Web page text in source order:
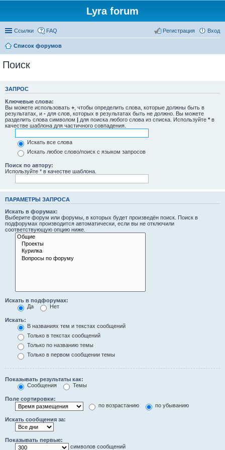
Lyra forum
Ссылки FAQ Вход
Регистрация
Список форумов
Поиск
ЗАПРОС
Ключевые слова:
Вы можете использовать + , чтобы определить слова, которые должны быть в
результатах, и - для слов, которых в результатах быть не должно. Вы можете
разделить слова символом | для поиска любого слова из списка. Используйте * в
качестве шаблона для частичного совпадения.
Искать все слова
Искать любое слово/поиск с языком запросов
Поиск по автору:
Используйте * в качестве шаблона.
ПАРАМЕТРЫ ЗАПРОСА
Искать в форумах:
Выберите форум или форумы, в которых будет произведён поиск. Поиск в
подфорумах производится автоматически, если вы не отключили
соответствующую опцию ниже.
Искать в подфорумах:
Да
Нет
Искать:
В названиях тем и текстах сообщений
Только в текстах сообщений
Только по названию темы
Только в первом сообщении темы
Показывать результаты как:
Сообщения
Темы
Поле сортировки:
по возрастанию
по убыванию
Искать сообщения за:
Показывать первые:
символов сообщений